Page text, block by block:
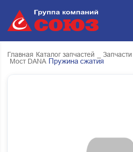
Главная Каталог запчастей
_
Мост DANA Пружина сжатия